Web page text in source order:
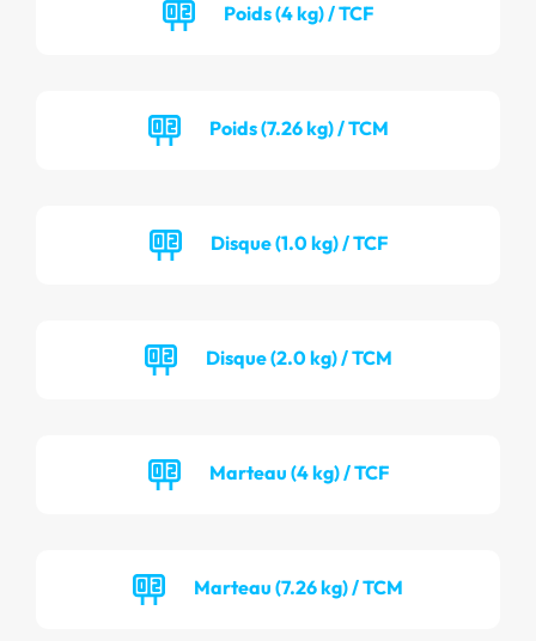
Poids (4 kg) / TCF
Poids (7.26 kg) / TCM
Disque (1.0 kg) / TCF
Disque (2.0 kg) / TCM
Marteau (4 kg) / TCF
Marteau (7.26 kg) / TCM